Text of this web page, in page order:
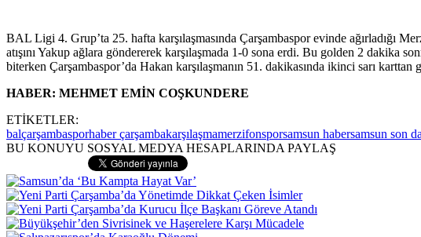
BAL Ligi 4. Grup’ta 25. hafta karşılaşmasında Çarşambaspor evinde ağırladığı
atışını Yakup ağlara göndererek karşılaşmada 1-0 sona erdi. Bu golden 2 dakika
biterken Çarşambaspor’da Hakan karşılaşmanın 51. dakikasında ikinci sarı karttan
HABER: MEHMET EMİN COŞKUNDERE
ETİKETLER:
balçarşambasporhaber çarşambakarşılaşmamerzifonsporsamsun habersamsun son
BU KONUYU SOSYAL MEDYA HESAPLARINDA PAYLAŞ